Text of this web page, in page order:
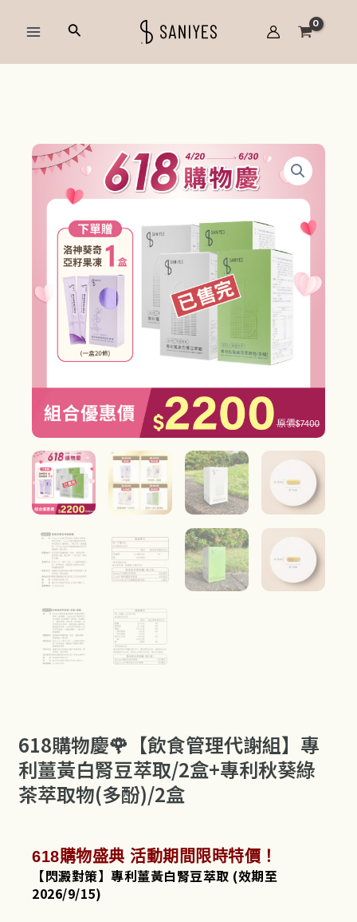
搜
618購物慶🌹【飲食管理代謝組】專
利薑黃白腎豆萃取/2盒+專利秋葵綠
茶萃取物(多酚)/2盒
618購物盛典 活動期間限時特價 ！
【閃澱對策】專利薑黃白腎豆萃取 (效期至
2026/9/15)